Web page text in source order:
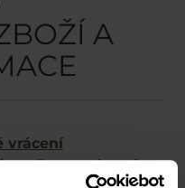
A
vrácení
za vrácené